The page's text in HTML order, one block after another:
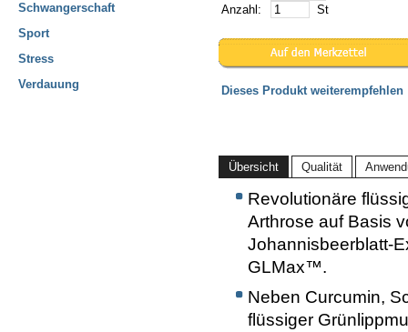
Schwangerschaft
Sport
Stress
Verdauung
Anzahl:
St
Dieses Produkt weiterempfehlen
Übersicht Qualität
Revolutionäre
Arthrose auf Basis
Johannisbeerblatt-
GLMax™.
Neben Curcumin,
flüssiger